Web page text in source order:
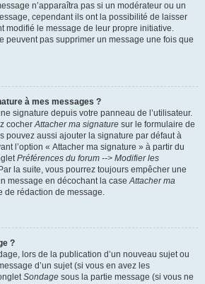
n’apparaîtra pas si un modérateur ou un
cependant ils ont la possibilité de laisser
modifié le message de leur propre initiative.
peuvent pas supprimer un message une fois que
à mes messages ?
signature depuis votre panneau de l’utilisateur.
cocherAttacher ma signature sur le formulaire de
pouvez aussi ajouter la signature par défaut à
l’option « Attacher ma signature » à partir du
Préférences du forum --> Modifier les
la suite, vous pourrez toujours empêcher une
message en décochant la caseAttacher ma
de rédaction de message.
?
lors de la publication d’un nouveau sujet ou
d’un sujet (si vous en avez les
Sondage sous la partie message (si vous ne